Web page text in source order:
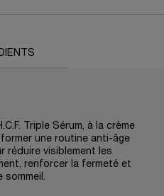
Triple Sérum, à la crème
une routine anti-âge
réduire visiblement les
renforcer la fermeté et
sommeil.